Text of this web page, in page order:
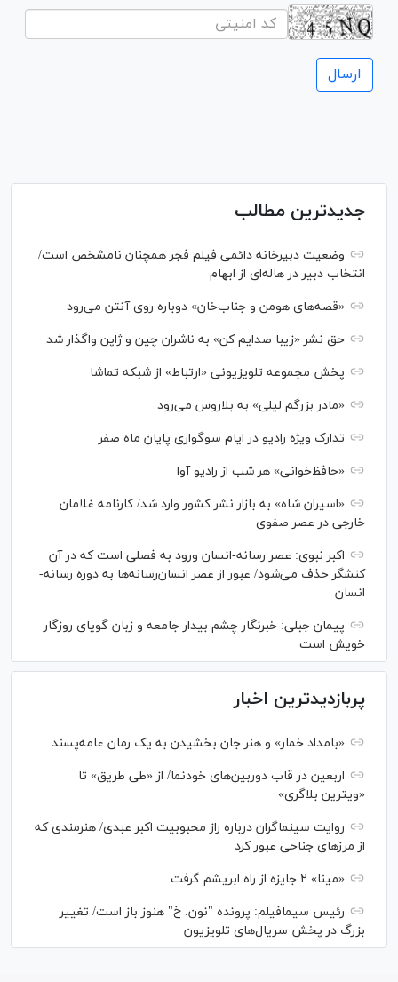
جدیدترین مطالب
وضعیت دبیرخانه دائمی فیلم فجر همچنان نامشخص است/
انتخاب دبیر در هاله‌ای از ابهام
«قصه‌های هومن و جناب‌خان» دوباره روی آنتن می‌رود
حق نشر «زیبا صدایم کن» به ناشران چین و ژاپن واگذار شد
پخش مجموعه تلویزیونی «ارتباط» از شبکه تماشا
«مادر بزرگم لیلی» به بلاروس می‌رود
تدارک ویژه رادیو در ایام سوگواری پایان ماه صفر
«حافظ‌خوانی» هر شب از رادیو آوا
«اسیران شاه» به بازار نشر کشور وارد شد/ کارنامه غلامان
خارجی در عصر صفوی
اکبر نبوی: عصر رسانه-انسان ورود به فصلی است که در آن
کنشگر حذف می‌شود/ عبور از عصر انسان‌رسانه‌ها به دوره رسانه-
انسان
پیمان جبلی: خبرنگار چشم بیدار جامعه و زبان گویای روزگار
خویش است
پربازدیدترین اخبار
«بامداد خمار» و هنر جان بخشیدن به یک رمان عامه‌پسند
اربعین در قاب دوربین‌های خودنما/ از «طی طریق» تا
«ویترین بلاگری»
روایت سینماگران درباره راز محبوبیت اکبر عبدی/ هنرمندی که
از مرزهای جناحی عبور کرد
«مینا» ۲ جایزه از راه ابریشم گرفت
رئیس سیمافیلم: پرونده "نون. خ" هنوز باز است/ تغییر
بزرگ در پخش سریال‌های تلویزیون